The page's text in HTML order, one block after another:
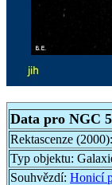
Data pro NGC
Rektascenze (2000):
Typ objektu:
Souhvězdí: Honicí